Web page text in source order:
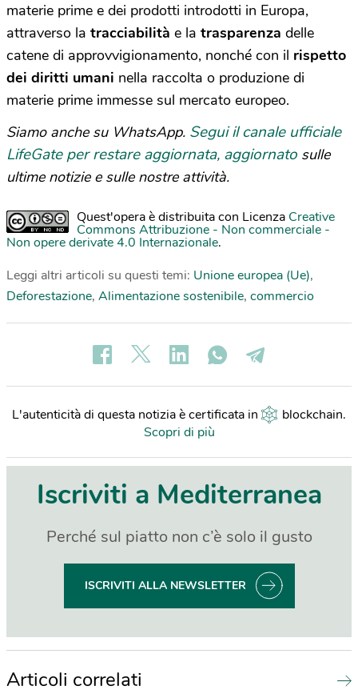
materie prime e dei prodotti introdotti in Europa,
attraverso la tracciabilità e la trasparenza delle
catene di approvvigionamento, nonché con il rispetto
dei diritti umani nella raccolta o produzione di
materie prime immesse sul mercato europeo.
Siamo anche su WhatsApp. Segui il canale ufficiale
LifeGate per restare aggiornata, aggiornato sulle
ultime notizie e sulle nostre attività.
Quest'opera è distribuita con Licenza Creative
Commons Attribuzione - Non commerciale -
Non opere derivate 4.0 Internazionale.
Leggi altri articoli su questi temi: Unione europea (Ue),
Deforestazione, Alimentazione sostenibile, commercio
L'autenticità di questa notizia è certificata in blockchain.
Scopri di più
Iscriviti a Mediterranea
Perché sul piatto non c’è solo il gusto
ISCRIVITI ALLA NEWSLETTER
Articoli correlati